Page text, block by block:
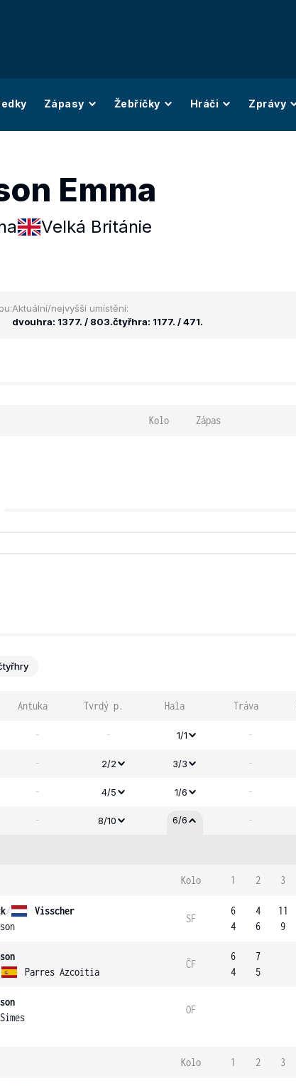
Zápasy Žebříčky Hráči Zprávy
Emma
Velká Británie
Aktuální/nejvyšší umístění:
dvouhra: 1377. / 803.čtyřhra: 1177. / 471.
Kolo Zápas
Antuka Tvrdý p. Hala Tráva
- - 1/1 -
- 2/2 3/3 -
- 4/5 1/6 -
- 8/10 6/6 -
Kolo 1 2 3
/
Visscher
SF
6
4
4
6
11
9
Parres Azcoitia
ČF
6
4
7
5
Simes
OF
Kolo 1 2 3